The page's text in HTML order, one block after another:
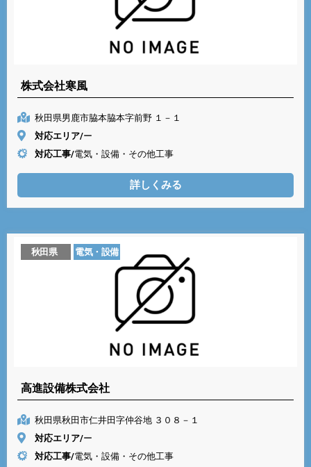
株式会社寒風
秋田県男鹿市脇本脇本字前野 １－１
対応エリア/ー
対応工事/電気・設備・その他工事
詳しくみる
秋田県 電気・設備
高進設備株式会社
秋田県秋田市仁井田字仲谷地 ３０８－１
対応エリア/ー
対応工事/電気・設備・その他工事